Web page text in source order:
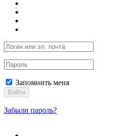
Запомнить меня
Войти
Забыли пароль?